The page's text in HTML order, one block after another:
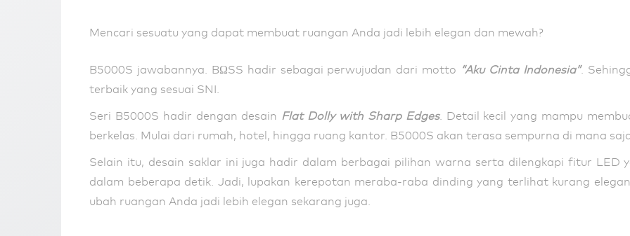
Mencari sesuatu yang dapat membuat ruangan Anda jadi lebih elegan dan mewah?
B5000S jawabannya. BΩSS hadir sebagai perwujudan dari motto “Aku Cinta Indonesia”.
terbaik yang sesuai SNI.
Seri B5000S hadir dengan desain Flat Dolly with Sharp Edges. Detail kecil yang mampu
berkelas. Mulai dari rumah, hotel, hingga ruang kantor. B5000S akan terasa sempurna di mana
Selain itu, desain saklar ini juga hadir dalam berbagai pilihan warna serta dilengkapi fitur LED
dalam beberapa detik. Jadi, lupakan kerepotan meraba-raba dinding yang terlihat kurang
ubah ruangan Anda jadi lebih elegan sekarang juga.